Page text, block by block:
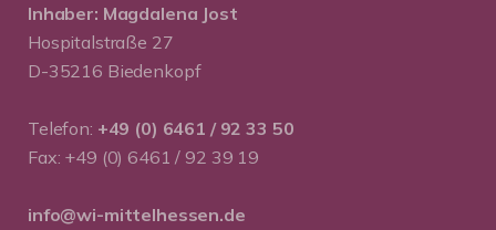
Inhaber: Magdalena Jost
Hospitalstraße 27
D-35216 Biedenkopf
Telefon: +49 (0) 6461 / 92 33 50
Fax: +49 (0) 6461 / 92 39 19
info@wi-mittelhessen.de